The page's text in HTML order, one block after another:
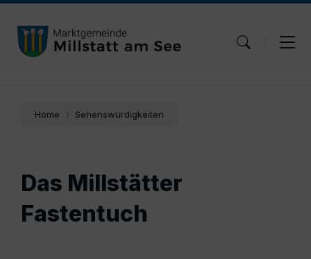
Skip
content
Skip
main
navigation
Skip
footer
Home Sehenswürdigkeiten
Das Millstätter
Fastentuch